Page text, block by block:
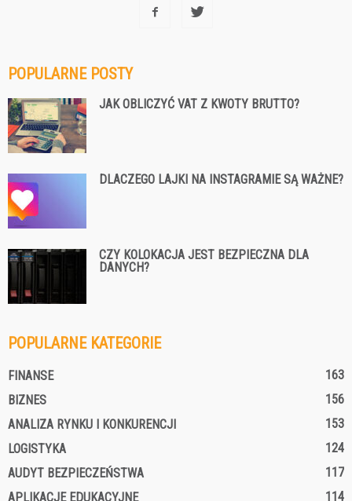
POPULARNE POSTY
JAK OBLICZYĆ VAT Z KWOTY BRUTTO?
DLACZEGO LAJKI NA INSTAGRAMIE SĄ WAŻNE?
CZY KOLOKACJA JEST BEZPIECZNA DLA
DANYCH?
POPULARNE KATEGORIE
FINANSE
163
BIZNES
156
ANALIZA RYNKU I KONKURENCJI
153
LOGISTYKA
124
AUDYT BEZPIECZEŃSTWA
117
APLIKACJE EDUKACYJNE
114